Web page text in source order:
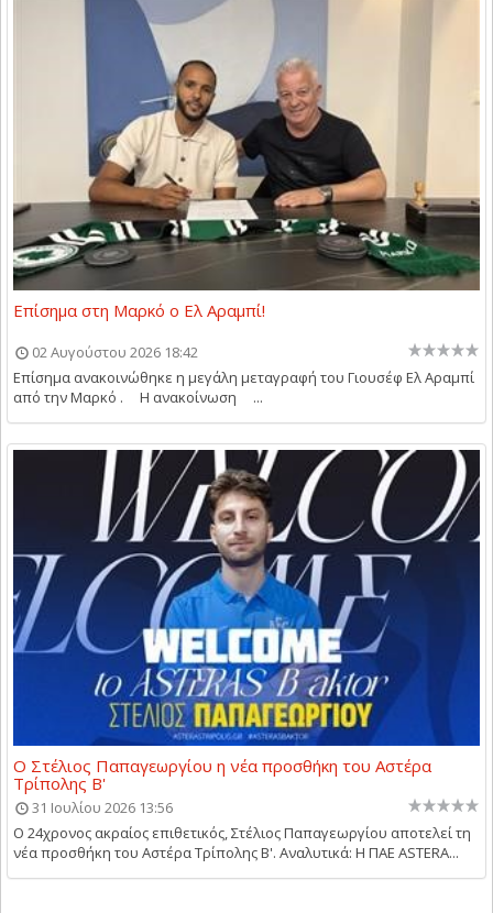
Επίσημα στη Μαρκό ο Ελ Αραμπί!
02 Αυγούστου 2026 18:42
Επίσημα ανακοινώθηκε η μεγάλη μεταγραφή του Γιουσέφ Ελ Αραμπί
από την Μαρκό . Η ανακοίνωση ...
Ο Στέλιος Παπαγεωργίου η νέα προσθήκη του Αστέρα
Τρίπολης Β'
31 Ιουλίου 2026 13:56
Ο 24χρονος ακραίος επιθετικός, Στέλιος Παπαγεωργίου αποτελεί τη
νέα προσθήκη του Αστέρα Τρίπολης Β'. Αναλυτικά: Η ΠΑΕ ASTERA...